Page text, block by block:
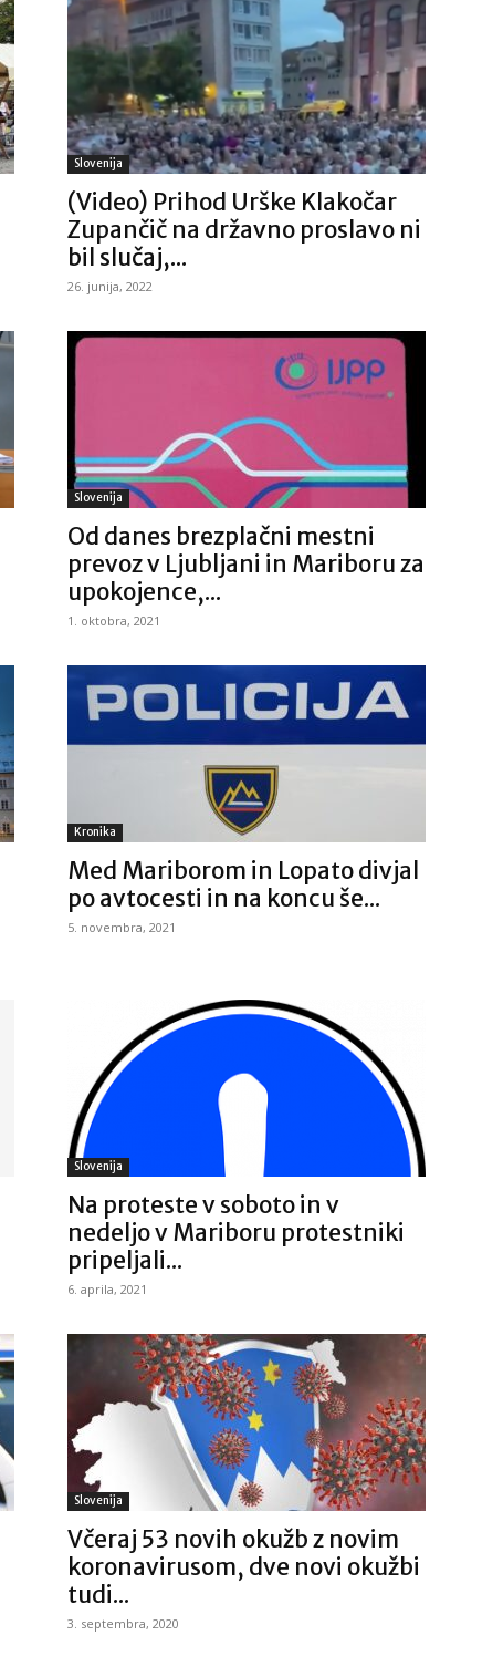
Slovenija
(Video) Prihod Urške Klakočar
Zupančič na državno proslavo ni
bil slučaj,...
26. junija, 2022
Slovenija
Od danes brezplačni mestni
prevoz v Ljubljani in Mariboru za
upokojence,...
1. oktobra, 2021
Kronika
Med Mariborom in Lopato divjal
po avtocesti in na koncu še...
5. novembra, 2021
Slovenija
Na proteste v soboto in v
nedeljo v Mariboru protestniki
pripeljali...
6. aprila, 2021
Slovenija
Včeraj 53 novih okužb z novim
koronavirusom, dve novi okužbi
tudi...
3. septembra, 2020